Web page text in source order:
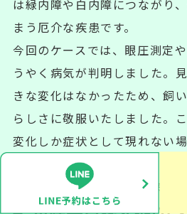
は緑内障や白内障につながり
まう厄介な疾患です。
今回のケースでは、眼圧測定
うやく病気が判明しました。
きな変化はなかったため、飼
らしさに敬服いたしました。
変化しか症状として現れない
発症することがあります。何
には、ぜひ動物病院へご来院